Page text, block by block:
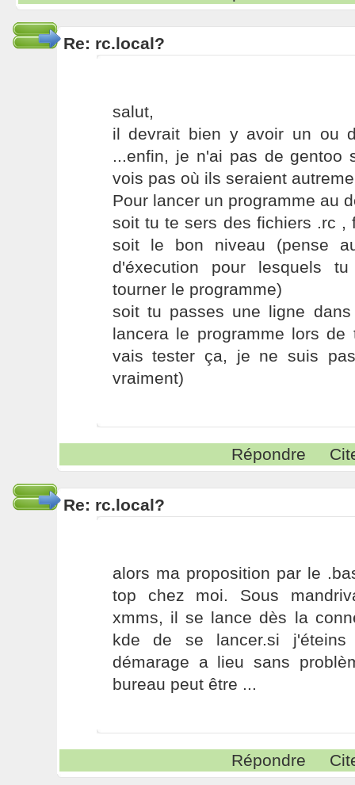
Re: rc.local?
salut,
il devrait bien y avoir un ou
...enfin, je n'ai pas de gentoo
vois pas où ils seraient
Pour lancer un programme au
soit tu te sers des fichiers .rc ,
soit le bon niveau (pense
d'éxecution pour lesquels
tourner le programme)
soit tu passes une ligne
lancera le programme lors de
vais tester ça, je ne suis
vraiment)
Répondre
Re: rc.local?
alors ma proposition par le
top chez moi. Sous
xmms, il se lance dès la
kde de se lancer.si
démarage a lieu sans
bureau peut être ...
Répondre